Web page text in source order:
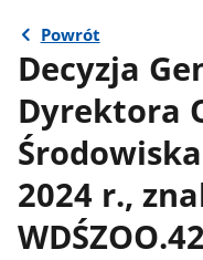
Powrót
Decyzja
Dyrektora
2024 r.,